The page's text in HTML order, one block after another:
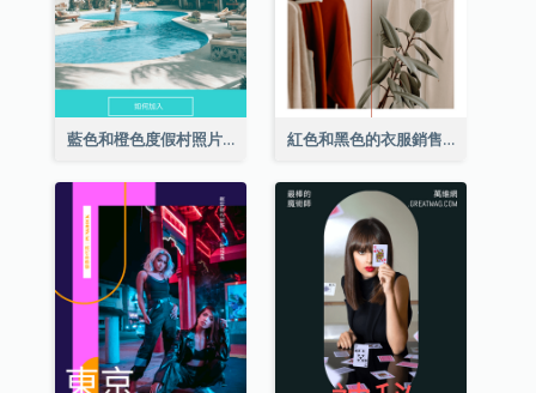
藍色和橙色度假村照片酒店Instagram限時動態 紅色和黑色的衣服銷售Instagram限時動態